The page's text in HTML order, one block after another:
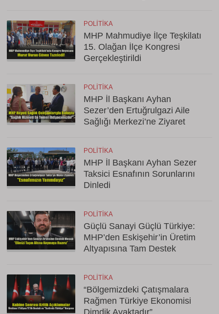
POLITIKA
MHP Mahmudiye İlçe Teşkilatı
15. Olağan İlçe Kongresi
Gerçekleştirildi
POLITIKA
MHP İl Başkanı Ayhan
Sezer’den Ertuğrulgazi Aile
Sağlığı Merkezi’ne Ziyaret
POLITIKA
MHP İl Başkanı Ayhan Sezer
Taksici Esnafının Sorunlarını
Dinledi
POLITIKA
Güçlü Sanayi Güçlü Türkiye:
MHP’den Eskişehir’in Üretim
Altyapısına Tam Destek
POLITIKA
“Bölgemizdeki Çatışmalara
Rağmen Türkiye Ekonomisi
Dimdik Ayaktadır”